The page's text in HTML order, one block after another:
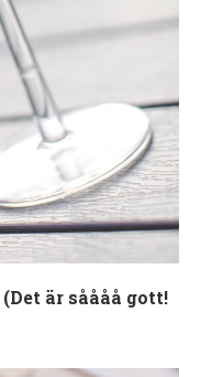
(Det är såååå gott!